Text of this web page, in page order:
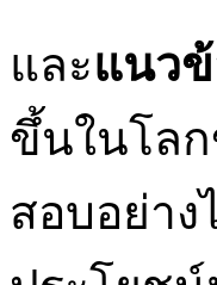
และแนว
ขึ้นในโล
สอบอย่า